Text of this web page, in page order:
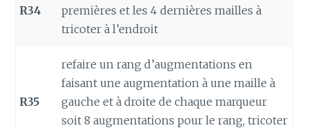
R34
premières et les 4 dernières mailles à
tricoter à l’endroit
R35
refaire un rang d’augmentations en
faisant une augmentation à une maille à
gauche et à droite de chaque marqueur
soit 8 augmentations pour le rang, tricoter